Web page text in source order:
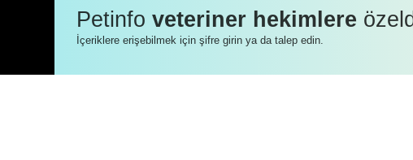
2020 yılı içinde Türkiye’de organize edilen
fuarlarından Interzoo 2020’de hall 2- 2/526
Petinfoveteriner hekimlere
İçeriklere erişebilmek için şifre girin ya da talep edin.